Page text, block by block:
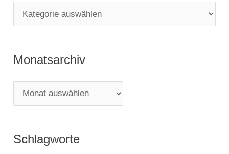
a
e
Monatsarchiv
o
a
Schlagworte